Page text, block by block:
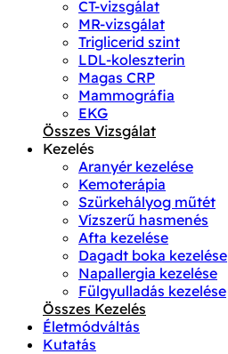
CT-vizsgálat
MR-vizsgálat
Triglicerid szint
LDL-koleszterin
Magas CRP
Mammográfia
EKG
Összes Vizsgálat
Kezelés
Aranyér kezelése
Kemoterápia
Szürkehályog műtét
Vízszerű hasmenés
Afta kezelése
Dagadt boka kezelése
Napallergia kezelése
Fülgyulladás kezelése
Összes Kezelés
Életmódváltás
Kutatás